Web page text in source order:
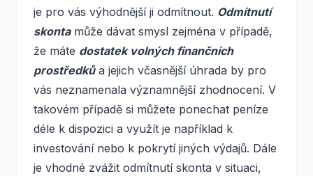
je pro vás výhodnější ji odmítnout. Odmítnutí
skontamůže dávat smysl zejména v případě,
že máte dostatek volných finančních
prostředkůa jejich včasnější úhrada by pro
vás neznamenala významnější zhodnocení. V
takovém případě si můžete ponechat peníze
déle k dispozici a využít je například k
investování nebo k pokrytí jiných výdajů. Dále
je vhodné zvážit odmítnutí skonta v situaci,